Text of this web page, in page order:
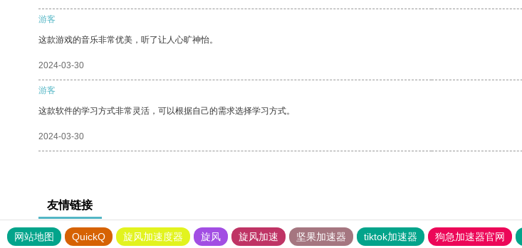
游客
这款游戏的音乐非常优美，听了让人心旷神怡。
2024-03-30
游客
这款软件的学习方式非常灵活，可以根据自己的需求选择学习方式。
2024-03-30
友情链接
网站地图 QuickQ 旋风加速度器 旋风 旋风加速 坚果加速器 tiktok加速器 狗急加速器官网